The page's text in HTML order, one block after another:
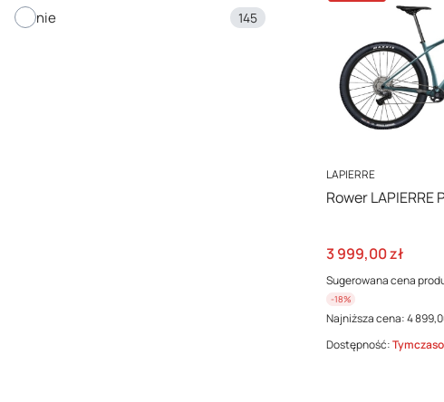
nie 145
PRODUCENT
LAPIERRE
Rower LAPIERRE
Cena promocyjna
3 999,00 zł
Sugerowana cena
-18%
Najniższa cena:4
Dostępność: